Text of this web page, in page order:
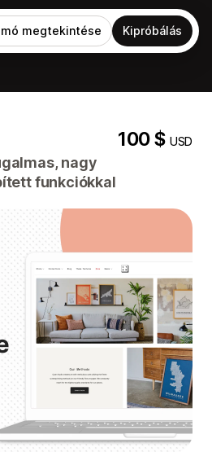
megtekintése Kipróbálás
100 $USD
nagy
funkciókkal